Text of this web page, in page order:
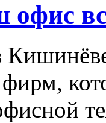
офис